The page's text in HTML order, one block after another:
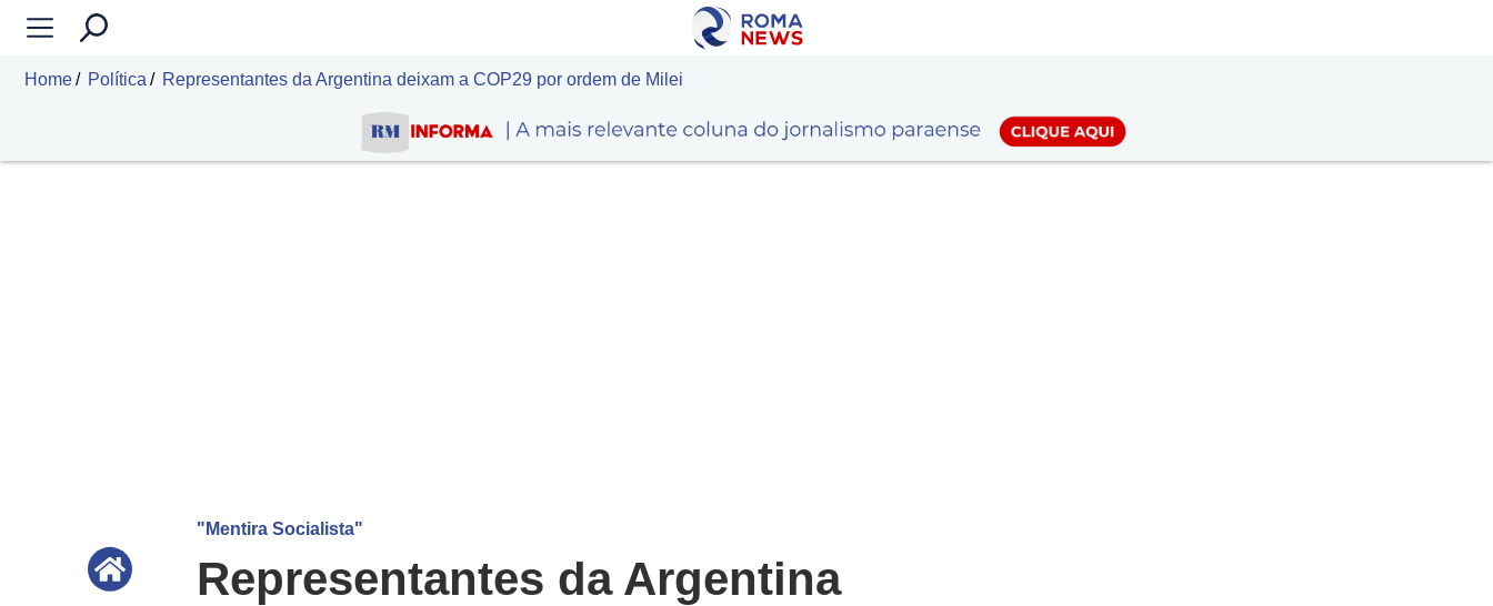
Home Política Representantes da Argentina deixam a COP29 por ordem de Milei
"Mentira Socialista"
Representantes da Argentina